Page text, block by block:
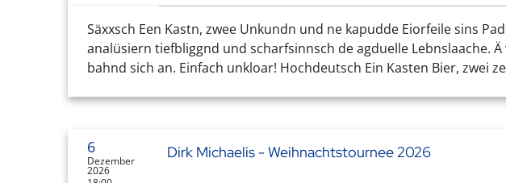
Säxxsch Een Kastn, zwee Unkundn und ne kapudde Eiorfeile sins
analüsiern tiefbliggnd und scharfsinnsch de agduelle Lebnslaache.
bahnd sich an. Einfach unkloar! Hochdeutsch Ein Kasten Bier, zwei
6
Dezember
2026
Dirk Michaelis - Weihnachtstournee 2026